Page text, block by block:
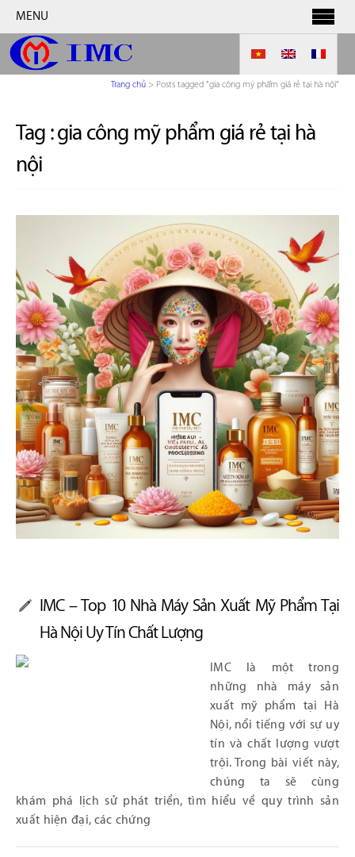
MENU
Trang chủ > Posts tagged "gia công mỹ phẩm giá rẻ tại hà nội"
Tag :gia công mỹ phẩm giá rẻ tại hà
nội
IMC – Top 10 Nhà Máy Sản Xuất Mỹ Phẩm Tại
Hà Nội Uy Tín Chất Lượng
IMC là một trong
những nhà máy sản
xuất mỹ phẩm tại Hà
Nội, nổi tiếng với sự uy
tín và chất lượng vượt
trội. Trong bài viết này,
chúng ta sẽ cùng
khám phá lịch sử phát triển, tìm hiểu về quy trình sản
xuất hiện đại, các chứng